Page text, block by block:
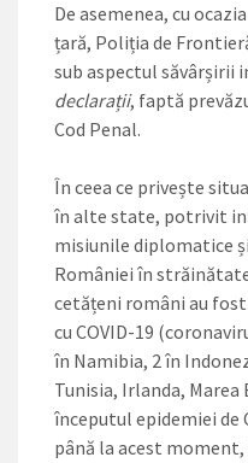
De asemenea, cu
țară, Poliția de
sub aspectul săvârșirii
declarații, faptă
Cod Penal.
În ceea ce privește
în alte state, potrivit
misiunile diplomatice
României în
cetățeni români au
cu COVID-19
în Namibia, 2 în
Tunisia, Irlanda, Marea
începutul epidemiei de
până la acest